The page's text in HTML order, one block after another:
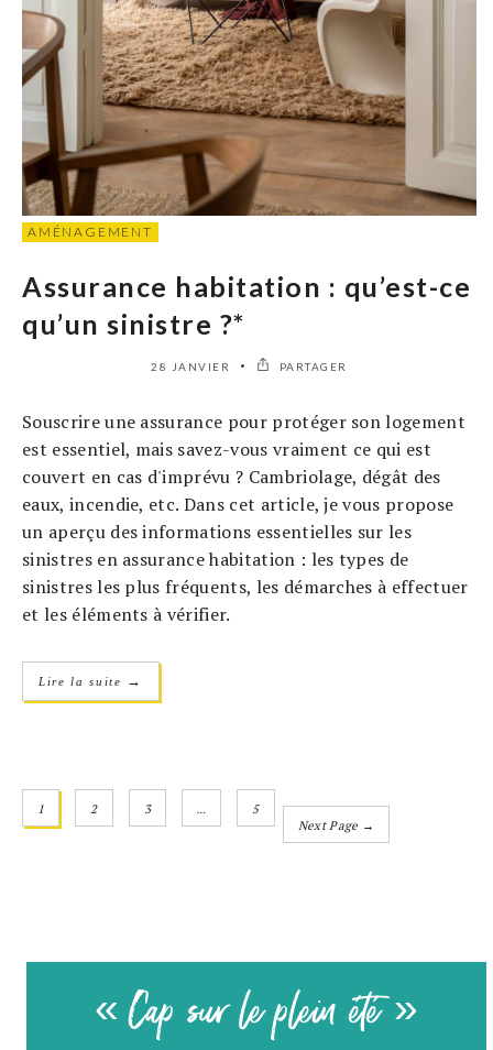
AMÉNAGEMENT
Assurance habitation : qu’est-ce
qu’un sinistre ?*
28 JANVIER PARTAGER
Souscrire une assurance pour protéger son logement
est essentiel, mais savez-vous vraiment ce qui est
couvert en cas d'imprévu ? Cambriolage, dégât des
eaux, incendie, etc. Dans cet article, je vous propose
un aperçu des informations essentielles sur les
sinistres en assurance habitation : les types de
sinistres les plus fréquents, les démarches à effectuer
et les éléments à vérifier.
Lire la suite →
1 2 3
5
Next Page →
« Cap sur le plein été »